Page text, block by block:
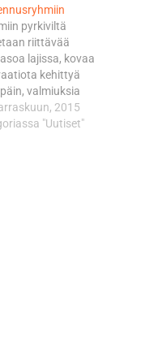
pyrkiviltä
riittävää
lajissa, kovaa
kehittyä
valmiuksia
huipulle tähtäävää
ja
2015
"Uutiset"